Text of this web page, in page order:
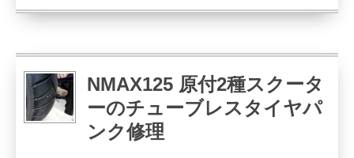
NMAX125 原付2種スクータ
ーのチューブレスタイヤパ
ンク修理